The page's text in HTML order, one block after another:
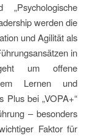
werden die
und Agilität als
in
um offene
Lernen und
Plus bei „VOPA+“
– besonders
Faktor für